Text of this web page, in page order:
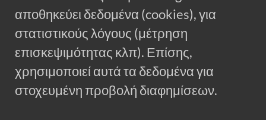
αποθηκεύει δεδομένα (cookies), για
στατιστικούς λόγους (μέτρηση
επισκεψιμότητας κλπ). Επίσης,
χρησιμοποιεί αυτά τα δεδομένα για
στοχευμένη προβολή διαφημίσεων.